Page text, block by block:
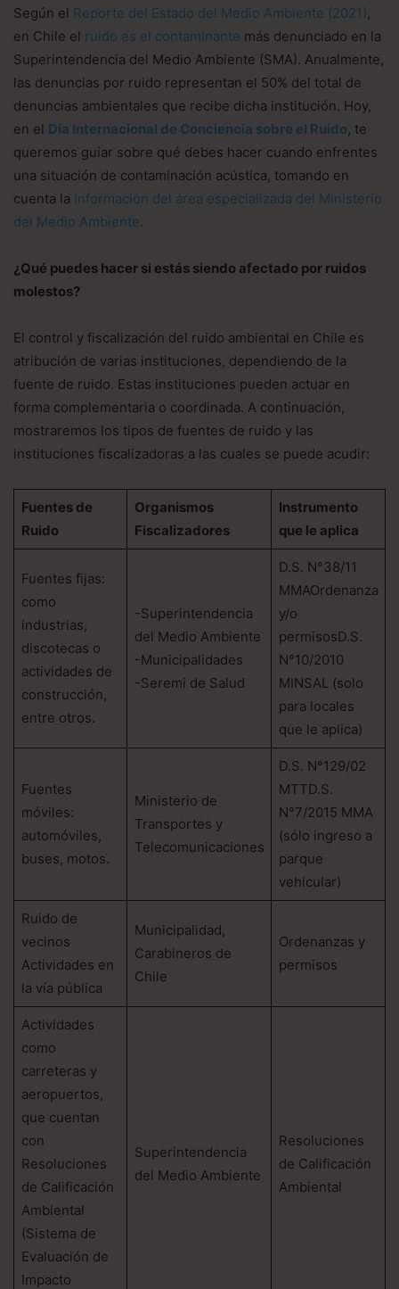
Según el Reporte del Estado del Medio Ambiente (2021)
en Chile el ruido es el contaminante más denunciado en la
Superintendencia del Medio Ambiente (SMA). Anualmente,
las denuncias por ruido representan el 50% del total de
denuncias ambientales que recibe dicha institución. Hoy,
en el Día Internacional de Conciencia sobre el Ruido , te
queremos guiar sobre qué debes hacer cuando enfrentes
una situación de contaminación acústica, tomando en
cuenta la información del área especializada del Ministerio
del Medio Ambiente.
¿Qué puedes hacer si estás siendo afectado por ruidos
molestos?
El control y fiscalización del ruido ambiental en Chile es
atribución de varias instituciones, dependiendo de la
fuente de ruido. Estas instituciones pueden actuar en
forma complementaria o coordinada. A continuación,
mostraremos los tipos de fuentes de ruido y las
instituciones fiscalizadoras a las cuales se puede acudir:
Fuentes de
Ruido
Organismos
Fiscalizadores
Instrumento
que le aplica
Fuentes fijas:
como
industrias,
discotecas o
actividades de
construcción,
entre otros.
-Superintendencia
del Medio Ambiente
-Municipalidades
-Seremi de Salud
D.S. N°38/11
MMAOrdenanza
y/o
permisosD.S.
N°10/2010
MINSAL (solo
para locales
que le aplica)
Fuentes
móviles:
automóviles,
buses, motos.
Ministerio de
Transportes y
Telecomunicaciones
D.S. N°129/02
MTTD.S.
N°7/2015 MMA
(sólo ingreso a
parque
vehicular)
Ruido de
vecinos
Actividades en
la vía pública
Municipalidad,
Carabineros de
Chile
Ordenanzas y
permisos
Actividades
como
carreteras y
aeropuertos,
que cuentan
con
Resoluciones
de Calificación
Ambiental
(Sistema de
Evaluación de
Impacto
Superintendencia
del Medio Ambiente
Resoluciones
de Calificación
Ambiental